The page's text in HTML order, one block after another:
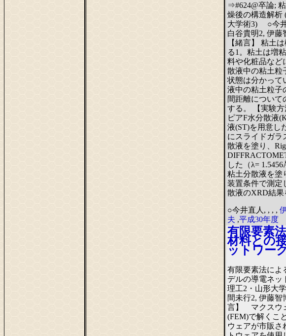
⇒#624@卒論;
燥後の構造解析
大学術3) ○今井
白谷貴明2, 伊藤
【緒言】 粘土
る1。粘土は増
料や化粧品など
散液中の粘土粒
状態は分かって
液中の粘土粒子
間距離について
する。 【実験
ピアF水分散液
液(ST)を用意し
にスライドガラ
散液を塗り、
した（λ=
粘土分散液を塗
装置条件で測定
散液のXRD結果
○今井直人, , , ,
夫 ,平成30年度
有限要素
材料との
ットワー
有限要素法によ
デルの導電ネッ
理工2・山形大
間未行2, 伊藤智
言】 マクスウ
(FEM)で解くこ
ウェアが市販さ